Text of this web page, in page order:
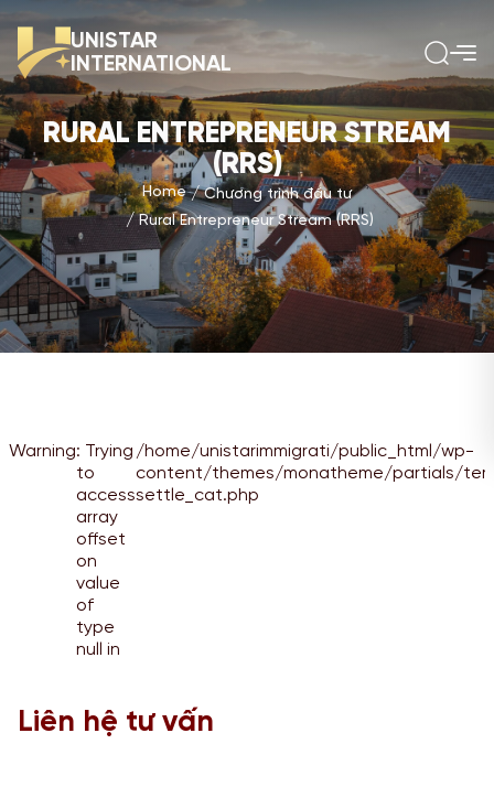
UNISTAR
INTERNATIONAL
RURAL ENTREPRENEUR STREAM
(RRS)
Home
Chương trình đầu tư
Rural Entrepreneur Stream (RRS)
Warning: Trying
to
access
array
offset
on
value
of
type
null in
/home/unistarimmigrati/public_html/wp-
content/themes/monatheme/partials/
settle_cat.php
Liên hệ tư vấn